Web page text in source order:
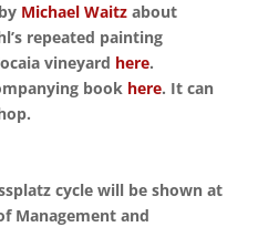
Michael Waitzabout
repeated painting
vineyard here.
book here. It can
cycle will be shown at
Management and